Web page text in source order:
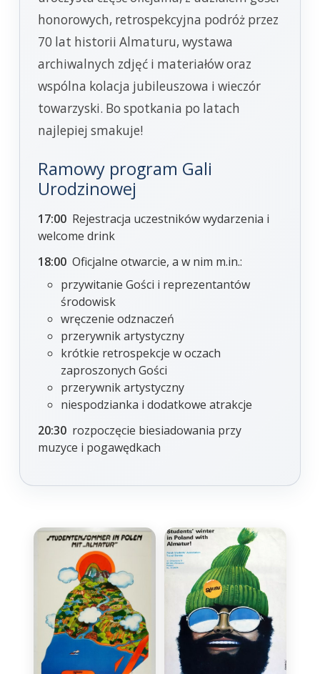
honorowych, retrospekcyjna podróż przez
70 lat historii Almaturu, wystawa
archiwalnych zdjęć i materiałów oraz
wspólna kolacja jubileuszowa i wieczór
towarzyski. Bo spotkania po latach
najlepiej smakuje!
Ramowy program Gali
Urodzinowej
17:00Rejestracja uczestników wydarzenia i
welcome drink
18:00Oficjalne otwarcie, a w nim m.in.:
przywitanie Gości i reprezentantów
środowisk
wręczenie odznaczeń
przerywnik artystyczny
krótkie retrospekcje w oczach
zaproszonych Gości
przerywnik artystyczny
niespodzianka i dodatkowe atrakcje
20:30rozpoczęcie biesiadowania przy
muzyce i pogawędkach